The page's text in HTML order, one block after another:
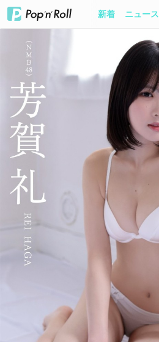
新着 ニュース